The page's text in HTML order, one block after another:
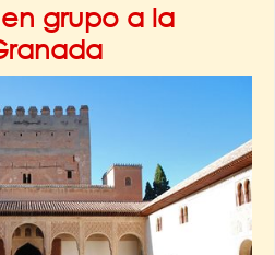
grupo a la